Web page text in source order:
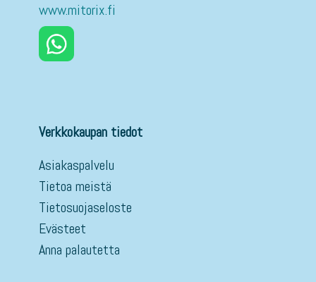
www.mitorix.fi
Verkkokaupan tiedot
Asiakaspalvelu
Tietoa meistä
Tietosuojaseloste
Evästeet
Anna palautetta